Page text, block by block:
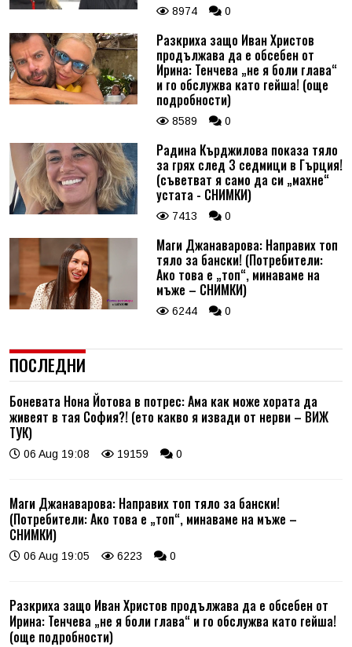
8974 0
Разкриха защо Иван Христов
продължава да е обсебен от
Ирина: Тенчева „не я боли глава“
и го обслужва като гейша! (още
подробности)
8589 0
Радина Кърджилова показа тяло
за грях след 3 седмици в Гърция!
(съветват я само да си „махне“
устата - СНИМКИ)
7413 0
Маги Джанаварова: Направих топ
тяло за бански! (Потребители:
Ако това е „топ“, минаваме на
мъже – СНИМКИ)
6244 0
ПОСЛЕДНИ
Боневата Нона Йотова в потрес: Ама как може хората да
живеят в тая София?! (ето какво я извади от нерви – ВИЖ
ТУК)
06 Aug 19:08 19159 0
Маги Джанаварова: Направих топ тяло за бански!
(Потребители: Ако това е „топ“, минаваме на мъже –
СНИМКИ)
06 Aug 19:05 6223 0
Разкриха защо Иван Христов продължава да е обсебен от
Ирина: Тенчева „не я боли глава“ и го обслужва като гейша!
(още подробности)